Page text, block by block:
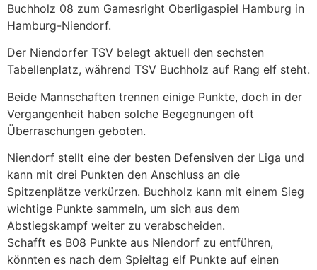
Buchholz 08 zum Gamesright Oberligaspiel Hamburg in
Hamburg-Niendorf.
Der Niendorfer TSV belegt aktuell den sechsten
Tabellenplatz, während TSV Buchholz auf Rang elf steht.
Beide Mannschaften trennen einige Punkte, doch in der
Vergangenheit haben solche Begegnungen oft
Überraschungen geboten.
Niendorf stellt eine der besten Defensiven der Liga und
kann mit drei Punkten den Anschluss an die
Spitzenplätze verkürzen. Buchholz kann mit einem Sieg
wichtige Punkte sammeln, um sich aus dem
Abstiegskampf weiter zu verabscheiden.
Schafft es B08 Punkte aus Niendorf zu entführen,
könnten es nach dem Spieltag elf Punkte auf einen